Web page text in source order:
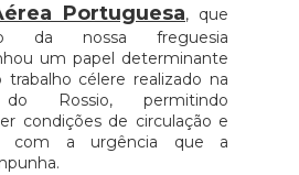
Portuguesa, que
da nossa freguesia
um papel determinante
trabalho célere realizado na
do Rossio, permitindo
condições de circulação e
com a urgência que a